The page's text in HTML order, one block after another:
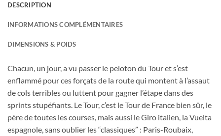
DESCRIPTION
INFORMATIONS COMPLÉMENTAIRES
DIMENSIONS & POIDS
Chacun, un jour, a vu passer le peloton du Tour et s’est
enflammé pour ces forçats de la route qui montent à l’assaut
de cols terribles ou luttent pour gagner l’étape dans des
sprints stupéfiants. Le Tour, c’est le Tour de France bien sûr, le
père de toutes les courses, mais aussi le Giro italien, la Vuelta
espagnole, sans oublier les “classiques” : Paris-Roubaix,